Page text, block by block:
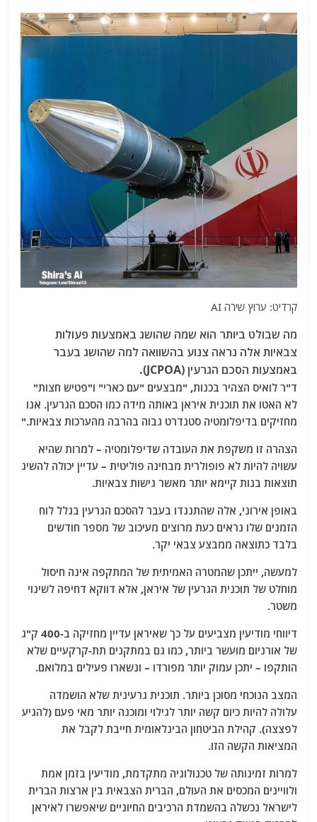
קרדיט: ערוץ שירה AI
מה שבולט ביותר הוא שמה שהושג באמצעות פעולות
צבאיות אלה נראה צנוע בהשוואה למה שהושג בעבר
באמצעות הסכם הגרעין (JCPOA).
ד"ר לואיס הצהיר בכנות, "מבצעים "עם כארי" ו"פטיש חצות"
לא האטו את תוכנית איראן באותה מידה כמו הסכם הגרעין. אנו
מחזיקים בדיפלומטיה סטנדרט גבוה בהרבה מהערכות צבאיות."
הצהרה זו משקפת את העובדה שדיפלומטיה – למרות שהיא
עשויה להיות לא פופולרית מבחינה פוליטית – עדיין יכולה להשיג
תוצאות בנות קיימא יותר מאשר גישות צבאיות.
באופן אירוני, אלה שהתנגדו בעבר להסכם הגרעין בגלל לוח
הזמנים שלו נראים כעת מרוצים מעיכוב של מספר חודשים
בלבד כתוצאה ממבצע צבאי יקר.
למעשה, ייתכן שהמטרה האמיתית של המתקפה אינה חיסול
מוחלט של תוכנית הגרעין של איראן, אלא דווקא דחיפה לשינוי
משטר.
דיווחי מודיעין מצביעים על כך שאיראן עדיין מחזיקה ב-400 ק"ג
של אורניום מועשר ביותר, כמו גם במתקנים תת-קרקעיים שלא
הותקפו – יתכן עמוק יותר מפורדו – ונשארו פעילים במלואם.
המצב הנוכחי מסוכן ביותר. תוכנית גרעינית שלא הושמדה
עלולה להיות כיום קשה יותר לגילוי ומוכנה יותר מאי פעם (להגיע
לפצצה). קהילת הביטחון הבינלאומית חייבת לקבל את
המציאות הקשה הזו.
למרות זמינותה של טכנולוגיה מתקדמת, מודיעין בזמן אמת
ולוויינים המכסים את העולם, הברית הצבאית בין ארצות הברית
לישראל נכשלה בהשמדת הרכיבים החיוניים שיאפשרו לאיראן